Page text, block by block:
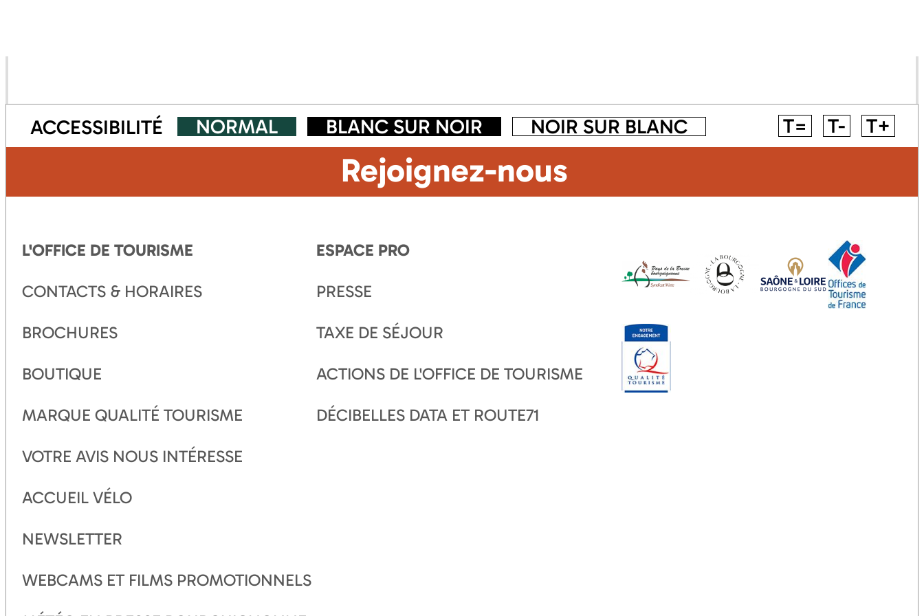
ACCESSIBILITÉ NORMAL BLANC SUR NOIR NOIR SUR BLANC T= T- T+
Rejoignez-nous
L'OFFICE DE TOURISME
CONTACTS & HORAIRES
BROCHURES
BOUTIQUE
MARQUE QUALITÉ TOURISME
VOTRE AVIS NOUS INTÉRESSE
ACCUEIL VÉLO
NEWSLETTER
WEBCAMS ET FILMS PROMOTIONNELS
ESPACE PRO
PRESSE
TAXE DE SÉJOUR
ACTIONS DE L'OFFICE DE TOURISME
DÉCIBELLES DATA ET ROUTE71